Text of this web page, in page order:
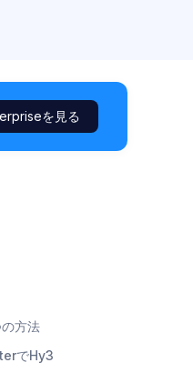
を見る
方法
でHy3